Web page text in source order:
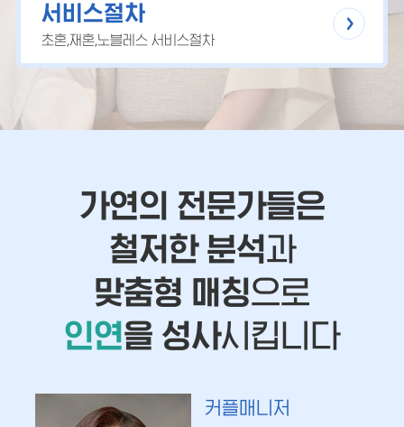
서비스절차
초혼,재혼,노블레스 서비스절차
가연의 전문가들은
철저한 분석과
맞춤형 매칭으로
인연을 성사시킵니다
커플매니저